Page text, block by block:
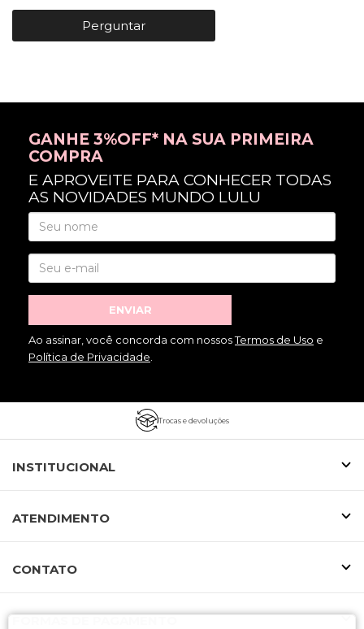
Perguntar
GANHE 3%OFF* NA SUA PRIMEIRA
COMPRA
E APROVEITE PARA CONHECER TODAS
AS NOVIDADES MUNDO LULU
ENVIAR
Ao assinar, você concorda com nossosTermos de Uso e
Política de Privacidade
Trocas e devoluções
INSTITUCIONAL
ATENDIMENTO
CONTATO